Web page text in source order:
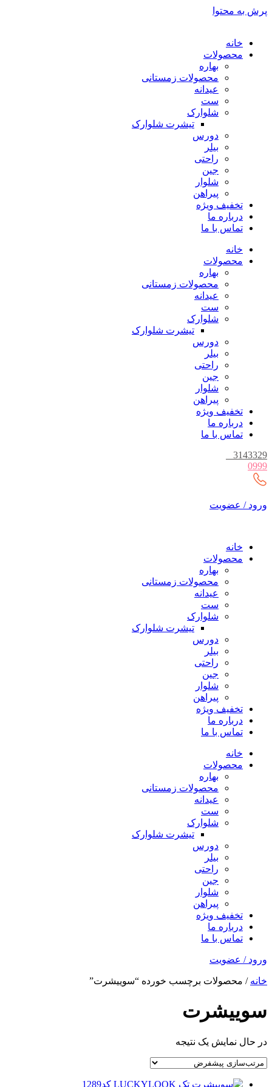
پرش به محتوا
خانه
محصولات
بهاره
محصولات زمستانی
عیدانه
ست
شلوارک
تیشرت شلوارک
دورس
بیلر
راحتی
جین
شلوار
پیراهن
تخفیف ویژه
درباره ما
تماس با ما
خانه
محصولات
بهاره
محصولات زمستانی
عیدانه
ست
شلوارک
تیشرت شلوارک
دورس
بیلر
راحتی
جین
شلوار
پیراهن
تخفیف ویژه
درباره ما
تماس با ما
3143329
0999
ورود / عضویت
خانه
محصولات
بهاره
محصولات زمستانی
عیدانه
ست
شلوارک
تیشرت شلوارک
دورس
بیلر
راحتی
جین
شلوار
پیراهن
تخفیف ویژه
درباره ما
تماس با ما
خانه
محصولات
بهاره
محصولات زمستانی
عیدانه
ست
شلوارک
تیشرت شلوارک
دورس
بیلر
راحتی
جین
شلوار
پیراهن
تخفیف ویژه
درباره ما
تماس با ما
ورود / عضویت
خانه / محصولات برچسب خورده “سوییشرت”
سوییشرت
در حال نمایش یک نتیجه